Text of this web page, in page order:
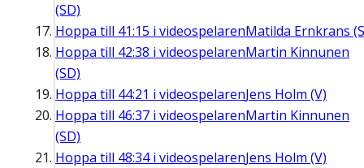
(SD)
Hoppa till 41:15 i videospelarenMatilda Ernkrans
Hoppa till 42:38 i videospelarenMartin Kinnunen
(SD)
Hoppa till 44:21 i videospelarenJens Holm (V)
Hoppa till 46:37 i videospelarenMartin Kinnunen
(SD)
Hoppa till 48:34i videospelarenJens Holm (V)